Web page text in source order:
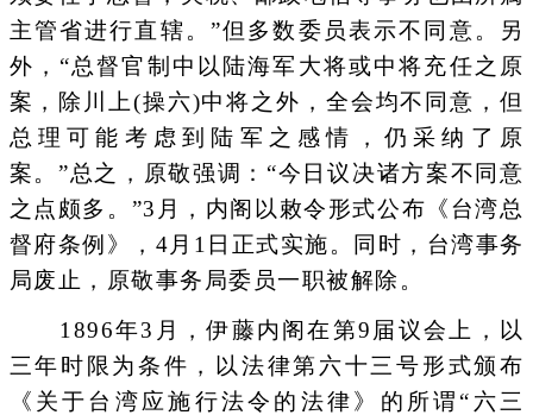
主管省进行直辖。”但多数委员表示不同意。另
外，“总督官制中以陆海军大将或中将充任之原
案，除川上(操六)中将之外，全会均不同意，但
总理可能考虑到陆军之感情，仍采纳了原
案。”总之，原敬强调：“今日议决诸方案不同意
之点颇多。”3月，内阁以敕令形式公布《台湾总
督府条例》，4月1日正式实施。同时，台湾事务
局废止，原敬事务局委员一职被解除。
1896年3月，伊藤内阁在第9届议会上，以
三年时限为条件，以法律第六十三号形式颁布
《关于台湾应施行法令的法律》的所谓“六三